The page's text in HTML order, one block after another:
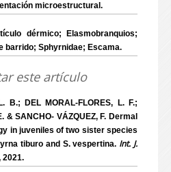
microestructural.
dérmico; Elasmobranquios;
barrido; Sphyrnidae; Escama.
este artículo
B.; DEL MORAL-FLORES, L. F.;
& SANCHO- VÁZQUEZ, F. Dermal
in juveniles of two sister species
tiburo and S. vespertina. Int. J.
2021.